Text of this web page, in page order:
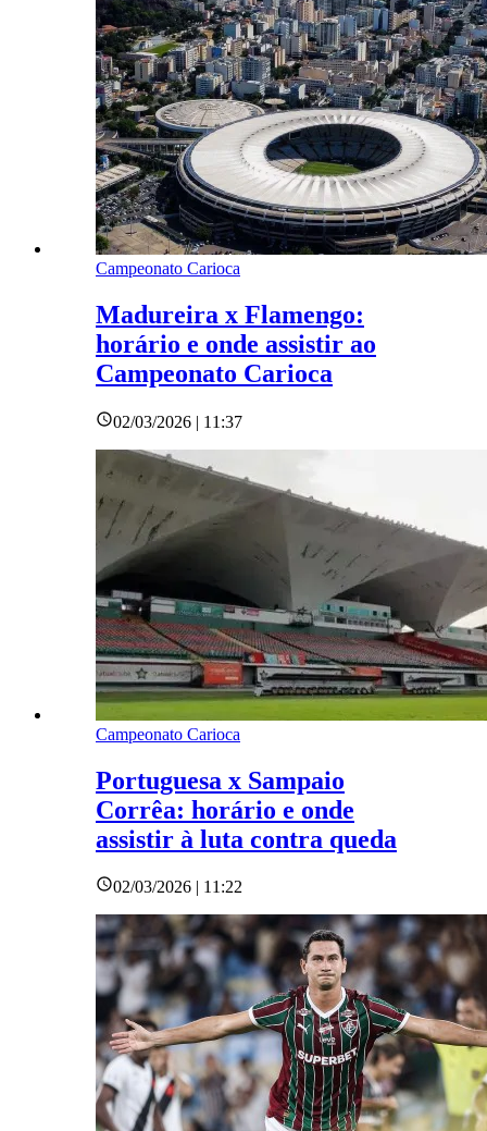
Campeonato Carioca
Madureira x Flamengo:
horário e onde assistir ao
Campeonato Carioca
02/03/2026 | 11:37
Campeonato Carioca
Portuguesa x Sampaio
Corrêa: horário e onde
assistir à luta contra queda
02/03/2026 | 11:22